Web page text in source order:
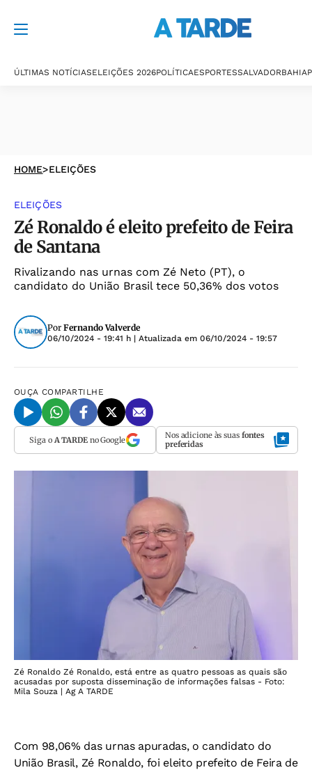
ÚLTIMAS NOTÍCIASELEIÇÕES 2026POLÍTICAESPORTESSALVADORBAHIA
HOME>ELEIÇÕES
ELEIÇÕES
Zé Ronaldo é eleito prefeito de Feira
de Santana
Rivalizando nas urnas com Zé Neto (PT), o
candidato do União Brasil tece 50,36% dos votos
Por Fernando Valverde
06/10/2024 - 19:41 h | Atualizada em 06/10/2024 - 19:57
OUÇA COMPARTILHE
Siga o A TARDEno Google Nos adicione às suas fontes
preferidas
Zé Ronaldo Zé Ronaldo, está entre as quatro pessoas as quais são
acusadas por suposta disseminação de informações falsas - Foto:
Mila Souza | Ag A TARDE
Com 98,06% das urnas apuradas, o candidato do
União Brasil, Zé Ronaldo, foi eleito prefeito de Feira de